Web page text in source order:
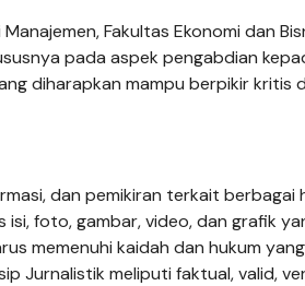
Fakultas Ekonomi dan
pada aspek pengabdian
diharapkan mampu berpikir kritis
dan pemikiran terkait berbagai
foto, gambar, video, dan grafik
memenuhi kaidah dan hukum
Jurnalistik meliputi faktual, valid,